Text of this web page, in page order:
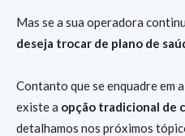
Mas se a sua operadora
deseja trocar de plano de
Contanto que se enquadre em
existe a opção tradicional de
detalhamos nos próximos